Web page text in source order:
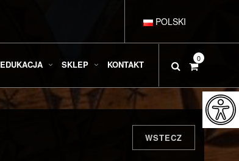
POLSKI
DEUTSCH
ESPAÑOL
EDUKACJA SKLEP KONTAKT
0
WSTECZ